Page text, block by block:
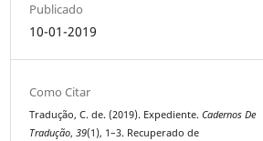
Publicado
10-01-2019
Como Citar
Tradução, C. de. (2019). Expediente.Cadernos De
Tradução,39(1), 1–3. Recuperado de